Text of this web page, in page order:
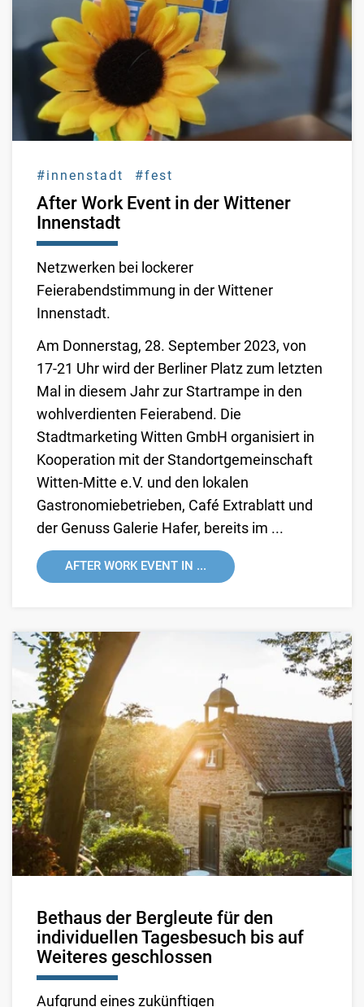
#innenstadt #fest
After Work Event in der Wittener
Innenstadt
Netzwerken bei lockerer
Feierabendstimmung in der Wittener
Innenstadt.
Am Donnerstag, 28. September 2023, von
17-21 Uhr wird der Berliner Platz zum letzten
Mal in diesem Jahr zur Startrampe in den
wohlverdienten Feierabend. Die
Stadtmarketing Witten GmbH organisiert in
Kooperation mit der Standortgemeinschaft
Witten-Mitte e.V. und den lokalen
Gastronomiebetrieben, Café Extrablatt und
der Genuss Galerie Hafer, bereits im ...
AFTER WORK EVENT IN ...
Bethaus der Bergleute für den
individuellen Tagesbesuch bis auf
Weiteres geschlossen
Aufgrund eines zukünftigen